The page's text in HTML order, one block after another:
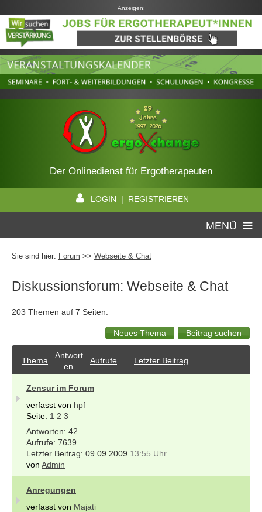
Anzeigen:
Der Onlinedienst für Ergotherapeuten
LOGIN | REGISTRIEREN
MENÜ
Sie sind hier: Forum >> Webseite & Chat
Diskussionsforum: Webseite & Chat
203 Themen auf 7 Seiten.
Thema
Antwort
en
Aufrufe Letzter Beitrag
Zensur im Forum
verfasst von hpf
Seite: 1 2 3
42
7639
09.09.2009 13:55 Uhr
von Admin
Anregungen
verfasst von Majati